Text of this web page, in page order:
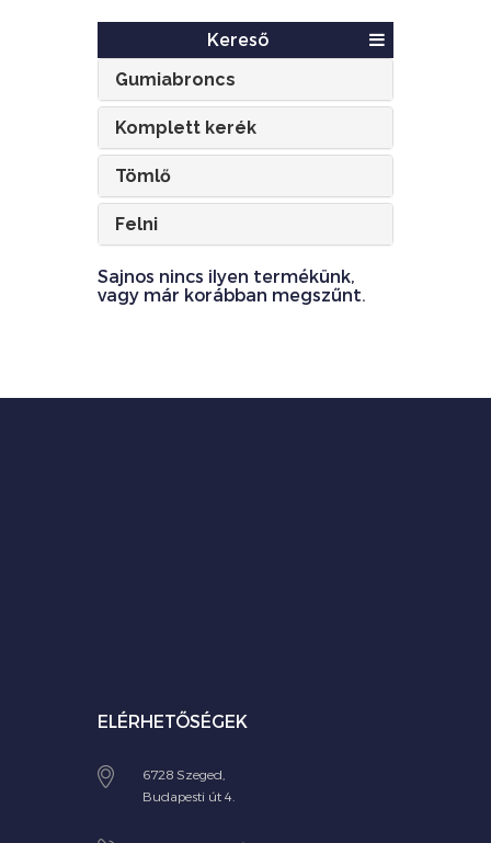
Kereső
Gumiabroncs
Komplett kerék
Tömlő
Felni
Sajnos nincs ilyen termékünk,
vagy már korábban megszűnt.
ELÉRHETŐSÉGEK
6728 Szeged,
Budapesti út 4.